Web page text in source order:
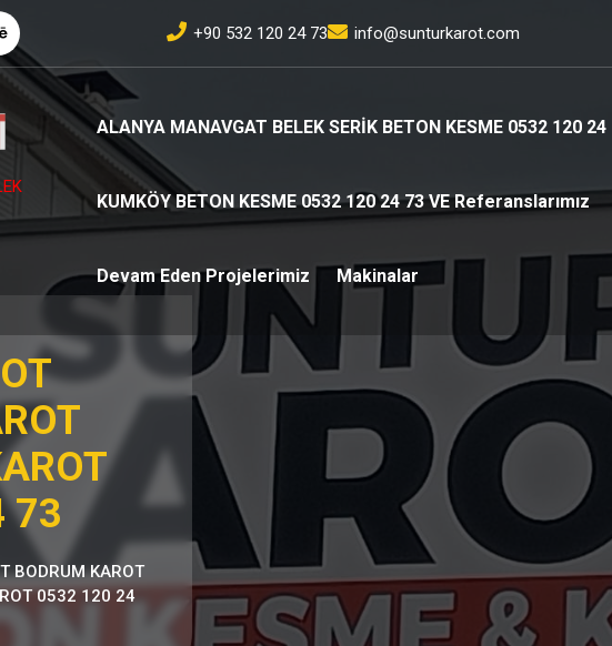
+90 532 120 24 73 info@sunturkarot.com
ALANYA MANAVGAT BELEK SERİK BETON KESME 0532 120 24
KUMKÖY BETON KESME 0532 120 24 73 VE Referanslarımız
Devam Eden Projelerimiz Makinalar
73
BODRUM KAROT
0532 120 24